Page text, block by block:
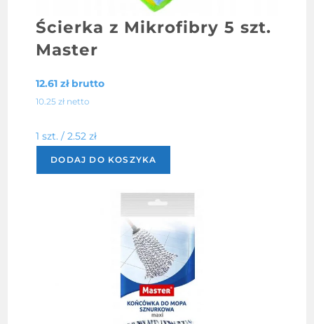
Ścierka z Mikrofibry 5 szt.
Master
12.61złbrutto
10.25zł netto
1 szt. / 2.52zł
DODAJ DO KOSZYKA